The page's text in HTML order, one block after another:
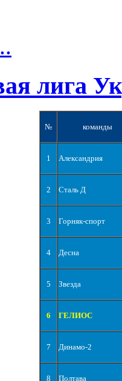
лига
№ команды
1 Александрия
2 Сталь Д
3 Горняк-спорт
4 Десна
5 Звезда
6 ГЕЛИОС
7 Динамо-2
8 Полтава